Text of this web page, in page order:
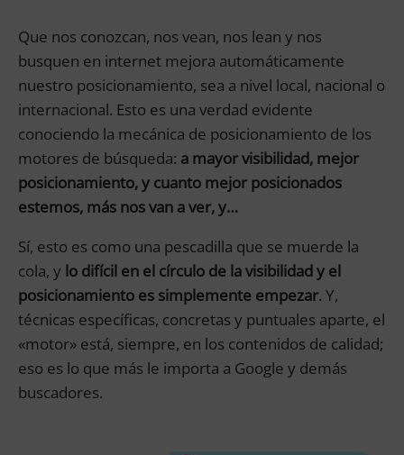
Que nos conozcan, nos vean, nos lean y nos
busquen en internet mejora automáticamente
nuestro posicionamiento, sea a nivel local, nacional o
internacional. Esto es una verdad evidente
conociendo la mecánica de posicionamiento de los
motores de búsqueda: a mayor visibilidad, mejor
posicionamiento, y cuanto mejor posicionados
estemos, más nos van a ver, y…
Sí, esto es como una pescadilla que se muerde la
cola, y lo difícil en el círculo de la visibilidad y el
posicionamiento es simplemente empezar. Y,
técnicas específicas, concretas y puntuales aparte, el
«motor» está, siempre, en los contenidos de calidad;
eso es lo que más le importa a Google y demás
buscadores.